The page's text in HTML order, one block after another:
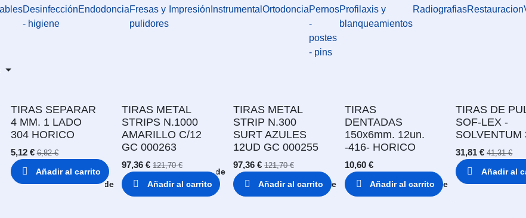
Desinfección
- higiene
EndodonciaFresas y
pulidores
Impresión Instrumental OrtodonciaPernos
-
postes
- pins
Profilaxis y
blanqueamientos
RadiografiasRestauracion
Añadir a lista de deseos
TIRAS SEPARAR
4 MM. 1 LADO
304 HORICO
5,12€ 6,82€
Añadir al carrito Añadir a lista de deseos
TIRAS METAL
STRIPS N.1000
AMARILLO C/12
GC 000263
97,36 € 121,70€
Añadir al carrito Añadir a lista de deseos
TIRAS METAL
STRIP N.300
SURT AZULES
12UD GC 000255
97,36€ 121,70€
Añadir al carrito Añadir a lista de deseos
TIRAS
DENTADAS
150x6mm. 12un.
-416- HORICO
10,60€
Añadir al carrito Añadir
TIRAS DE
SOF-LEX -
SOLVENTUM
31,81 € 41,31€
Añadir al